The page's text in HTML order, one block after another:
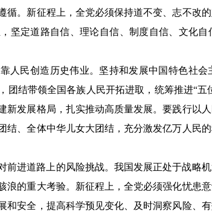
循。新征程上，全党必须保持道不变、志不改
坚定道路自信、理论自信、制度自信、文化
民创造历史伟业。坚持和发展中国特色社会
团结带领全国各族人民开拓进取，统筹推进“
新发展格局，扎实推动高质量发展。要践行以
结、全体中华儿女大团结，充分激发亿万人民
进道路上的风险挑战。我国发展正处于战略
浪的重大考验。新征程上，全党必须强化忧患
和安全，提高科学预见变化、及时洞察风险、